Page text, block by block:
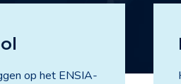
op het ENSIA-